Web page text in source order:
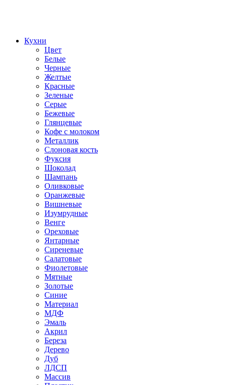
Кухни
Цвет
Белые
Черные
Желтые
Красные
Зеленые
Серые
Бежевые
Глянцевые
Кофе с молоком
Металлик
Слоновая кость
Фуксия
Шоколад
Шампань
Оливковые
Оранжевые
Вишневые
Изумрудные
Венге
Ореховые
Янтарные
Сиреневые
Салатовые
Фиолетовые
Мятные
Золотые
Синие
Материал
МДФ
Эмаль
Акрил
Береза
Дерево
Дуб
ЛДСП
Массив